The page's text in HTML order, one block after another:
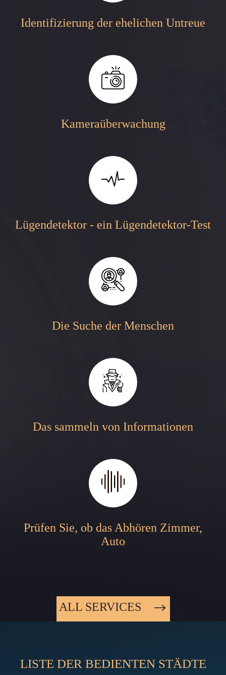
Identifizierung der ehelichen Untreue
Kameraüberwachung
Lügendetektor - ein Lügendetektor-Test
Die Suche der Menschen
Das sammeln von Informationen
Prüfen Sie, ob das Abhören Zimmer,
Auto
ALL SERVICES
LISTE DER BEDIENTEN STÄDTE